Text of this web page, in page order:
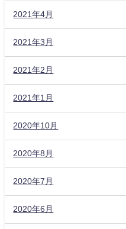
2021年4月
2021年3月
2021年2月
2021年1月
2020年10月
2020年8月
2020年7月
2020年6月